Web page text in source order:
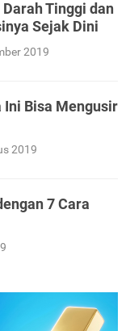
Tinggi dan
Sejak Dini
2019
Ini Bisa Mengusir
2019
7 Cara